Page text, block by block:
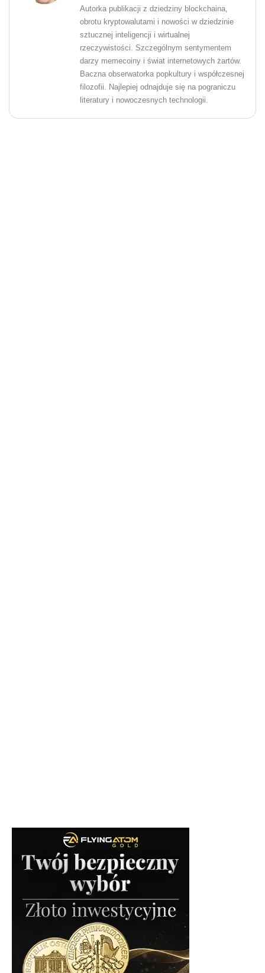
Autorka publikacji z dziedziny blockchaina,
obrotu kryptowalutami i nowości w dziedzinie
sztucznej inteligencji i wirtualnej
rzeczywistości. Szczególnym sentymentem
darzy memecoiny i świat internetowych żartów.
Baczna obserwatorka popkultury i współczesnej
filozofii. Najlepiej odnajduje się na pograniczu
literatury i nowoczesnych technologii.